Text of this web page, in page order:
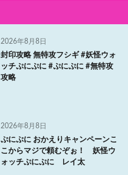
2026年8月8日
封印攻略 無特攻フシギ #妖怪ウォ
ッチぷにぷに #ぷにぷに #無特攻
攻略
2026年8月8日
ぷにぷに おかえりキャンペーンこ
こからマジで頼むぞぉ！ 妖怪ウ
ォッチぷにぷに レイ太